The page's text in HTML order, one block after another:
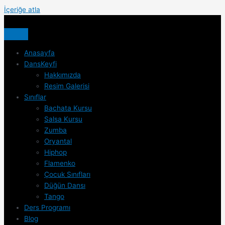
İçeriğe atla
Anasayfa
DansKeyfi
Hakkımızda
Resim Galerisi
Sınıflar
Bachata Kursu
Salsa Kursu
Zumba
Oryantal
Hiphop
Flamenko
Çocuk Sınıfları
Düğün Dansı
Tango
Ders Programı
Blog